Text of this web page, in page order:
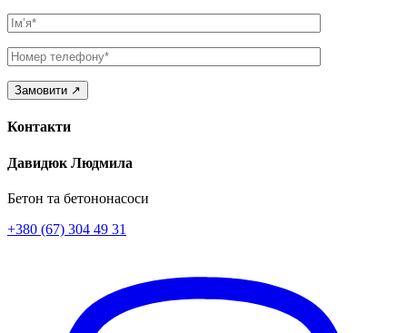
Ім’я
Телефон
Контакти
Давидюк Людмила
Бетон та бетононасоси
+380 (67) 304 49 31